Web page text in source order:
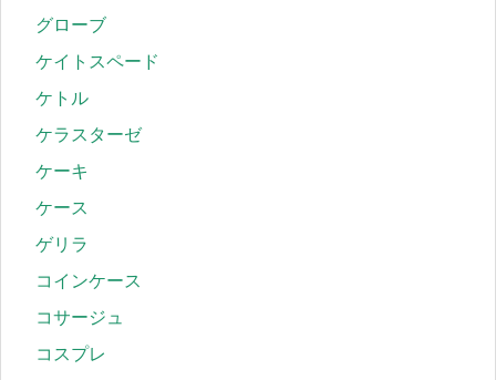
グローブ
ケイトスペード
ケトル
ケラスターゼ
ケーキ
ケース
ゲリラ
コインケース
コサージュ
コスプレ